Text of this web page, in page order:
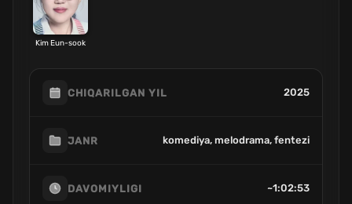
Kim Eun-sook
CHIQARILGAN YIL 2025
JANR komediya, melodrama, fentezi
DAVOMIYLIGI ~1:02:53